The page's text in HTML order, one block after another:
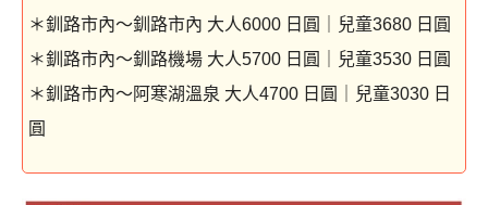
＊釧路市內～釧路市內 大人6000 日圓｜兒童3680 日圓
＊釧路市內～釧路機場 大人5700 日圓｜兒童3530 日圓
＊釧路市內～阿寒湖溫泉 大人4700 日圓｜兒童3030 日
圓